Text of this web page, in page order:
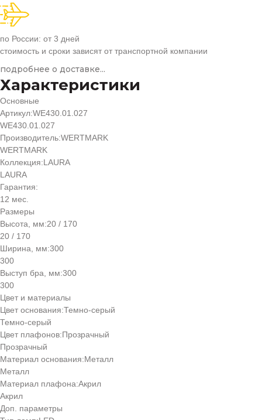
по России: от 3 дней
стоимость и сроки зависят от транспортной компании
подробнее о доставке...
Характеристики
Основные
Артикул:WE430.01.027
WE430.01.027
Производитель:WERTMARK
WERTMARK
Коллекция:LAURA
LAURA
Гарантия:
12 мес.
Размеры
Высота, мм:20 / 170
20 / 170
Ширина, мм:300
300
Выступ бра, мм:300
300
Цвет и материалы
Цвет основания:Темно-серый
Темно-серый
Цвет плафонов:Прозрачный
Прозрачный
Материал основания:Металл
Металл
Материал плафона:Акрил
Акрил
Доп. параметры